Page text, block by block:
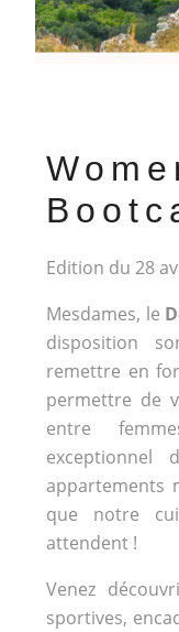
Edition du 28
Mesdames, le
disposition
remettre en
permettre de
entre
exceptionnel
appartements
que notre
attendent !
Venez
sportives,